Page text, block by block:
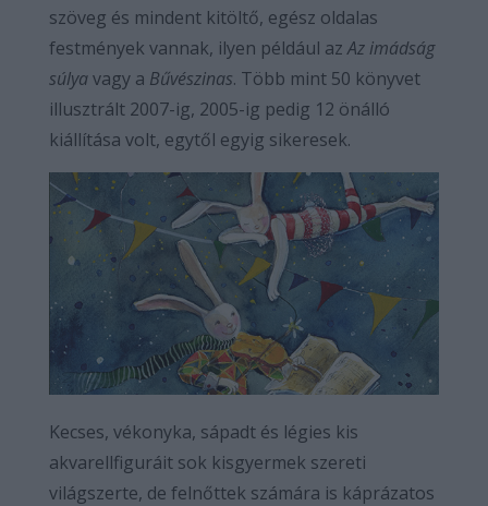
szöveg és mindent kitöltő, egész oldalas
festmények vannak, ilyen például azAz imádság
súlyavagy a Bűvészinas. Több mint 50 könyvet
illusztrált 2007-ig, 2005-ig pedig 12 önálló
kiállítása volt, egytől egyig sikeresek.
Kecses, vékonyka, sápadt és légies kis
akvarellfiguráit sok kisgyermek szereti
világszerte, de felnőttek számára is káprázatos